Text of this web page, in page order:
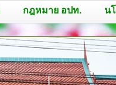
กฎหมาย อปท. น